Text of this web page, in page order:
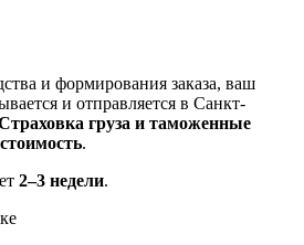
и формирования заказа, ваш
и отправляется в Санкт-
груза и таможенные
.
2–3 недели.